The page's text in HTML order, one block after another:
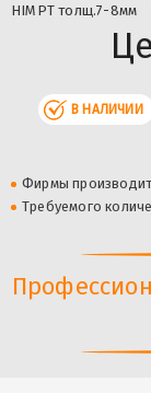
HIMPT толщ.7-8мм
В НАЛИЧИИ
Фирмы
Требуемого